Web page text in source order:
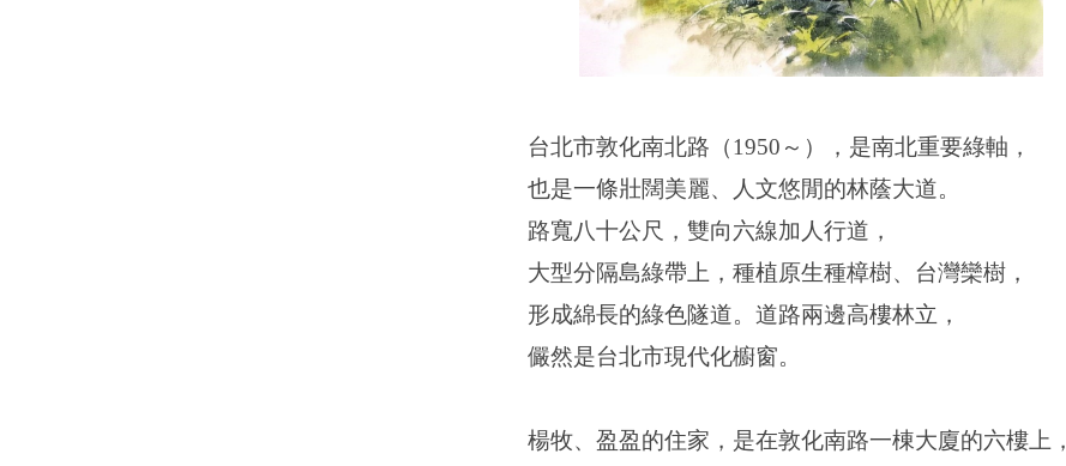
台北市敦化南北路（1950～），是南北重要綠軸，
也是一條壯闊美麗、人文悠閒的林蔭大道。
路寬八十公尺，雙向六線加人行道，
大型分隔島綠帶上，種植原生種樟樹、台灣欒樹，
形成綿長的綠色隧道。道路兩邊高樓林立，
儼然是台北市現代化櫥窗。
楊牧、盈盈的住家，是在敦化南路一棟大廈的六樓上，